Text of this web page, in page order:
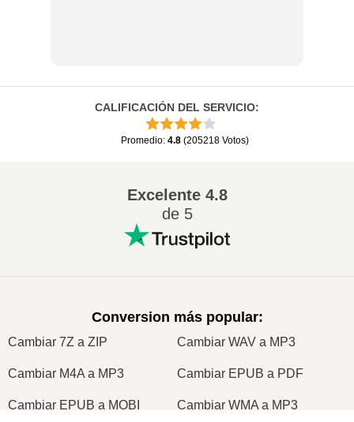
CALIFICACIÓN DEL SERVICIO:
Promedio: 4.8 (205218 Votos)
Excelente4.8
de 5
Conversion más popular:
Cambiar 7Z a ZIP Cambiar WAV a MP3
Cambiar M4A a MP3 Cambiar EPUB a PDF
Cambiar EPUB a MOBI Cambiar WMA a MP3